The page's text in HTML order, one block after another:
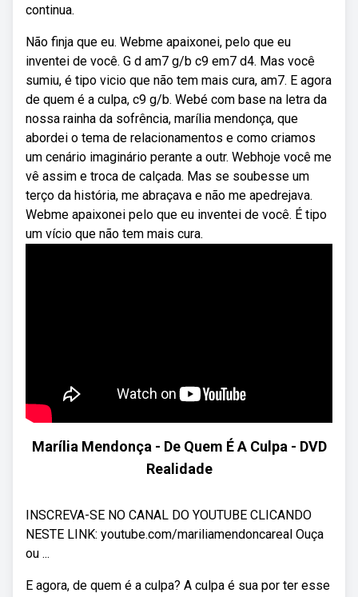
continua.
Não finja que eu. Webme apaixonei, pelo que eu
inventei de você. G d am7 g/b c9 em7 d4. Mas você
sumiu, é tipo vicio que não tem mais cura, am7. E agora
de quem é a culpa, c9 g/b. Webé com base na letra da
nossa rainha da sofrência, marília mendonça, que
abordei o tema de relacionamentos e como criamos
um cenário imaginário perante a outr. Webhoje você me
vê assim e troca de calçada. Mas se soubesse um
terço da história, me abraçava e não me apedrejava.
Webme apaixonei pelo que eu inventei de você. É tipo
um vício que não tem mais cura.
Marília Mendonça - De Quem É A Culpa - DVD
Realidade
INSCREVA-SE NO CANAL DO YOUTUBE CLICANDO
NESTE LINK: youtube.com/mariliamendoncareal Ouça
ou ...
E agora, de quem é a culpa? A culpa é sua por ter esse